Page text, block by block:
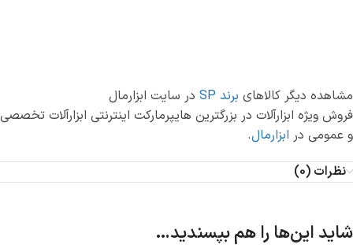
مشاهده دیگر کالاهای برند SP
در سایت ابزارمال
فروش ویژه ابزارآلات در بزرگترین هایپرمارکت اینترنتی ابزارآلات تخصصی
و عمومی در ابزارمال.
نظرات (0)
شاید این‌ها را هم بپسندید…